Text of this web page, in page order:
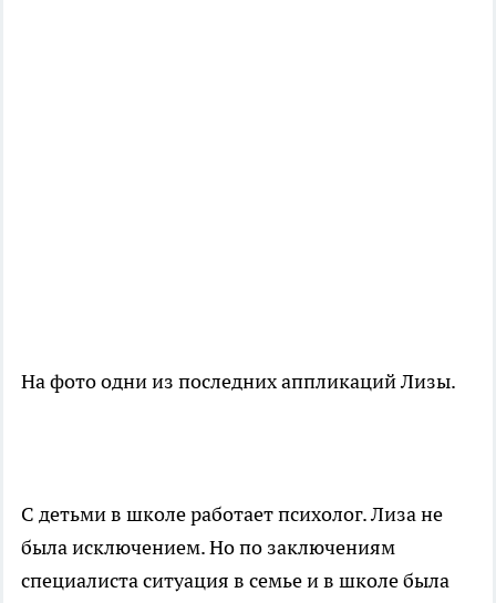
На фото одни из последних аппликаций Лизы.
С детьми в школе работает психолог. Лиза не
была исключением. Но по заключениям
специалиста ситуация в семье и в школе была